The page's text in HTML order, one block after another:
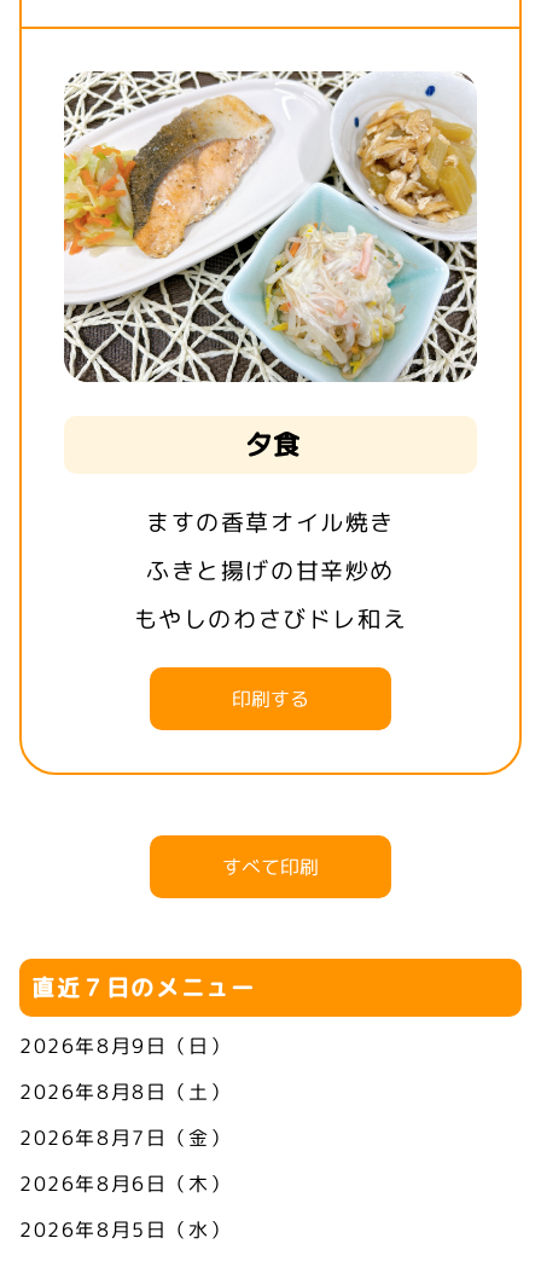
夕食
ますの香草オイル焼き
ふきと揚げの甘辛炒め
もやしのわさびドレ和え
印刷する
すべて印刷
直近７日のメニュー
2026年8月9日（日）
2026年8月8日（土）
2026年8月7日（金）
2026年8月6日（木）
2026年8月5日（水）